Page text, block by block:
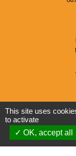
Mentions
This site uses
to activate
OK, accept all